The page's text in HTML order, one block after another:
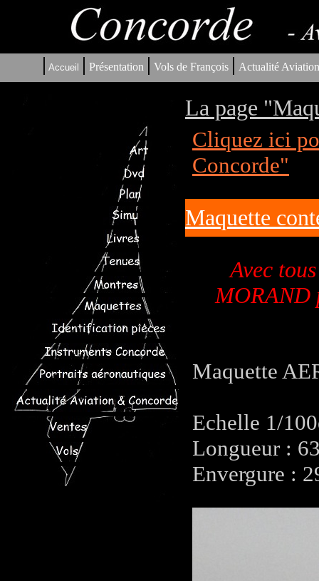
| Accueil | Présentation | Vols de François | Actualité
La page
Cliquez ici
Concorde"
Maquette
Avec
MORAND
Maquette
Echelle 1/
Longueur :
Envergure :